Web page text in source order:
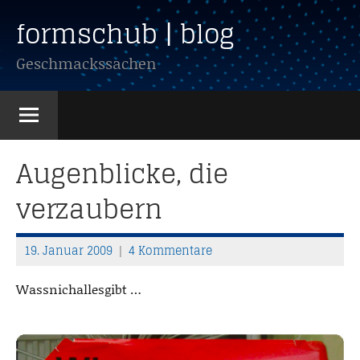
Inhalt
springen
formschub | blog
Geschmackssachen
Augenblicke, die
verzaubern
19. Januar 2009
T
h
o
a
4 Kommentare
Wassnichallesgibt …